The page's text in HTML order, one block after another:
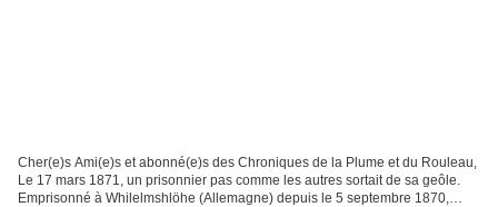
Cher(e)s Ami(e)s et abonné(e)s des Chroniques de la Plume et du Rouleau,
Le 17 mars 1871, un prisonnier pas comme les autres sortait de sa geôle.
Emprisonné à Whilelmshlöhe (Allemagne) depuis le 5 septembre 1870,